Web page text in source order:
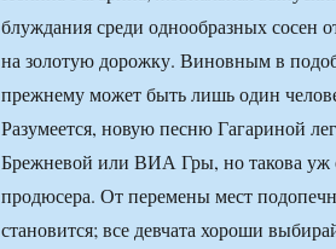
блуждания среди однообразных сосен
на золотую дорожку. Виновным в
прежнему может быть лишь один
Разумеется, новую песню Гагариной
Брежневой или ВИА Гры, но такова уж
продюсера. От перемены мест
становится; все девчата хороши